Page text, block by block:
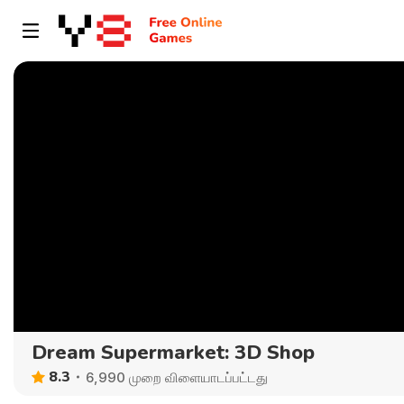
Dream Supermarket: 3D Shop
8.3 6,990 முறை விளையாடப்பட்டது